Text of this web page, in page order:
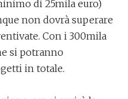
di 25mila euro)
non dovrà superare
Con i 300mila
si potranno
in totale.